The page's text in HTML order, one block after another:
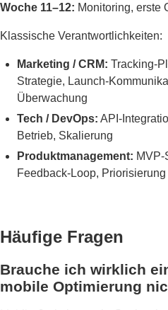
Woche 11–12: Monitoring, erste
Klassische Verantwortlichkeiten:
Marketing / CRM: Tracking-
Strategie, Launch-
Überwachung
Tech / DevOps: API-
Betrieb, Skalierung
Produktmanagement: MVP-
Feedback-Loop,
Häufige Fragen
Brauche ich wirklich
mobile Optimierung